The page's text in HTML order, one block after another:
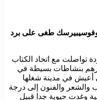
طغى على برد
تواصلت مع اتحاد الكتاب
بنشاطات بسيطة في
أعيش في مدينة شغلها
والشعر والفنون إلى درجة
وغدت حيوية جدا قبيل